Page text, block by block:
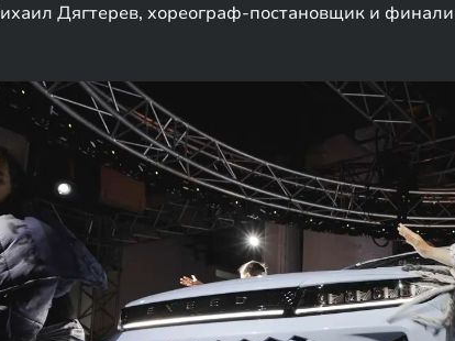
Дягтерев, хореограф-постановщик и